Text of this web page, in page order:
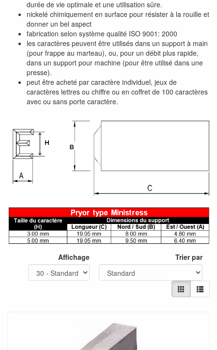
durée de vie optimale et une utilisation sûre.
nickelé chimiquement en surface pour résister à la rouille et
donner un bel aspect
fabrication selon système qualité ISO 9001: 2000
les caractères peuvent être utilisés dans un support à main
(pour frappe au marteau), ou, pour un débit plus rapide,
dans un support pour machine (pour être utilisé dans une
presse).
peut être acheté par caractère individuel, jeux de
caractères lettres ou chiffre ou en coffret de 100 caractères
avec ou sans porte caractère.
Affichage Trier par